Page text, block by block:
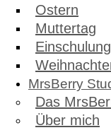
Ostern
Muttertag
Einschulung
MrsBerry
Das
Über mich